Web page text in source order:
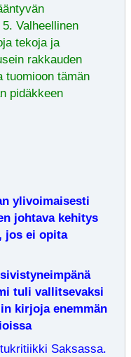
Valheellinen
tekoja ja
rakkauden
tuomioon tämän
pidäkkeen
ylivoimaisesti
johtava kehitys
jos ei opita
tuli vallitsevaksi
kirjoja enemmän
Saksassa.